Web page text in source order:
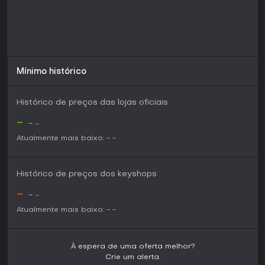
Mínimo histórico
Histórico de preços das lojas oficiais
- - -
Atualmente mais baixo: - -
Histórico de preços dos keyshops
- - -
Atualmente mais baixo: - -
À espera de uma oferta melhor?
Crie um alerta.